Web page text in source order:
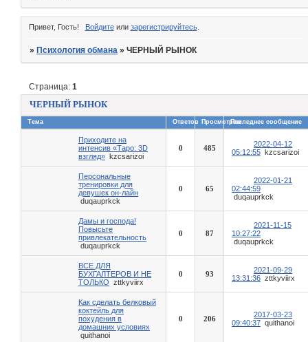
Привет, Гость! Войдитеили зарегистрируйтесь.
» Психология обмана »ЧЕРНЫЙ РЫНОК
ЧЕРНЫЙ РЫНОК
Страница:1
Тема Ответов ПросмотровПоследнее сообщение
Приходите на
интенсив «Таро: 3D
взгляд» kzcsarizoi
0 485
2022-04-12
05:12:55 kzcsarizoi
Персональные
тренировки для
девушек он-лайн
duqauprkck
0 65
2022-01-21
02:44:59
duqauprkck
Дамы и господа!
Повысьте
привлекательность
duqauprkck
0 87
2021-11-15
10:27:22
duqauprkck
ВСЕ ДЛЯ
БУХГАЛТЕРОВ И НЕ
ТОЛЬКО zttkyviirx
0 93
2021-09-29
13:31:36 zttkyviirx
Как сделать белковый
коктейль для
похудения в
домашних условиях
quithanoi
0 206
2017-03-23
09:40:37 quithanoi